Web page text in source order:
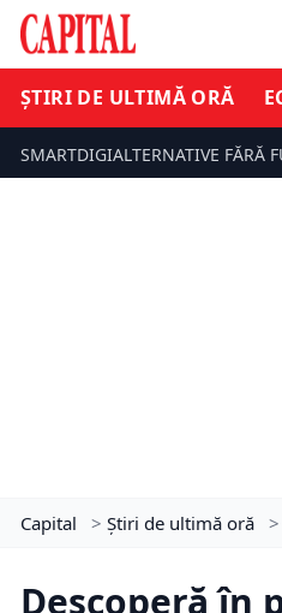
ȘTIRI DE ULTIMĂ ORĂ
SMARTDIGIALTERNATIVE FĂRĂ
Capital > Știri de ultimă oră >
Descoperă în